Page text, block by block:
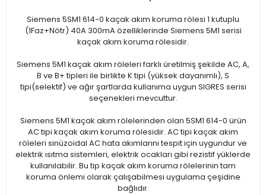
Siemens 5SM1 614-0 kaçak akım koruma rölesi 1 kutuplu
(1Faz+Nötr) 40A 300mA özelliklerinde Siemens 5M1 serisi
kaçak akım koruma rölesidir.
Siemens 5M1 kaçak akım röleleri farklı üretilmiş şekilde AC, A,
B ve B+ tipleri ile birlikte K tipi (yüksek dayanımlı), S
tipi(selektif) ve ağır şartlarda kullanıma uygun SIGRES serisi
seçenekleri mevcuttur.
Siemens 5M1 kaçak akım rölelerinden olan 5SM1 614-0 ürün
AC tipi kaçak akım koruma rölesidir. AC tipi kaçak akım
röleleri sinüzoidal AC hata akımlarını tespit için uygundur ve
elektrik ısıtma sistemleri, elektrik ocakları gibi rezistif yüklerde
kullanılabilir. Bu tip kaçak akım koruma rölelerinin tam
koruma önlemi olarak çalışabilmesi uygulama çeşidine
bağlıdır.